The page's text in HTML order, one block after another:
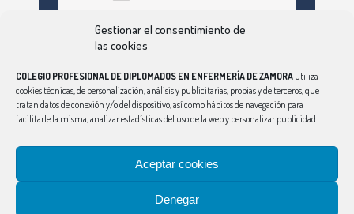
Gestionar el consentimiento de
las cookies
COLEGIO PROFESIONAL DE DIPLOMADOS EN ENFERMERÍA DE ZAMORA utiliza
cookies técnicas, de personalización, análisis y publicitarias, propias y de terceros, que
tratan datos de conexión y/o del dispositivo, así como hábitos de navegación para
facilitarle la misma, analizar estadísticas del uso de la web y personalizar publicidad.
Aceptar cookies
Denegar
Ver Más
Síguenos en Instagram
BURGOS